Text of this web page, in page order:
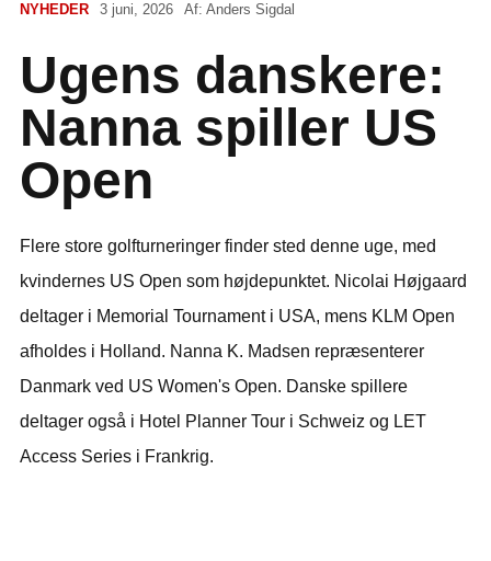
NYHEDER 3 juni, 2026 Af: Anders Sigdal
Ugens danskere:
Nanna spiller US
Open
Flere store golfturneringer finder sted denne uge, med
kvindernes US Open som højdepunktet. Nicolai Højgaard
deltager i Memorial Tournament i USA, mens KLM Open
afholdes i Holland. Nanna K. Madsen repræsenterer
Danmark ved US Women's Open. Danske spillere
deltager også i Hotel Planner Tour i Schweiz og LET
Access Series i Frankrig.